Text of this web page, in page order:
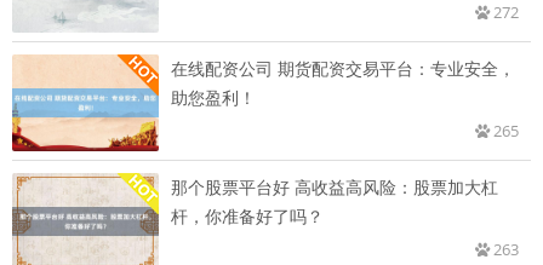
272
在线配资公司 期货配资交易平台：专业安全，
助您盈利！
265
那个股票平台好 高收益高风险：股票加大杠
杆，你准备好了吗？
263